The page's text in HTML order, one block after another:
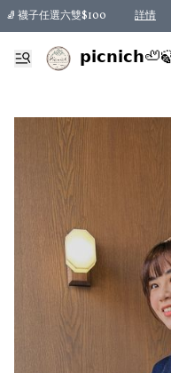
🧦 襪子任選六雙$100 詳情